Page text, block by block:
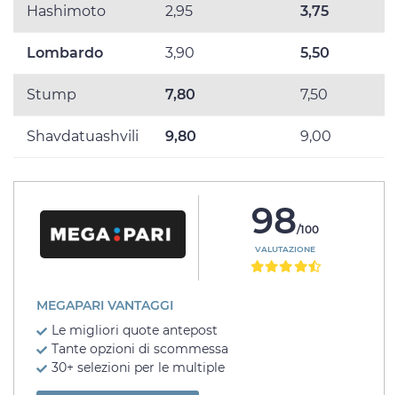
Hashimoto 2,95 3,75
Lombardo 3,90 5,50
Stump 7,80 7,50
Shavdatuashvili 9,80 9,00
98/100
VALUTAZIONE
MEGAPARI VANTAGGI
Le migliori quote antepost
Tante opzioni di scommessa
30+ selezioni per le multiple